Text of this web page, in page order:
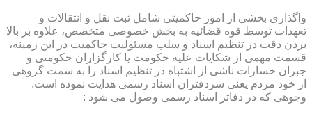
واگذاری بخشی از امور حاکمیتی شامل ثبت نقل و انتقالات و
تعهدات توسط قوه قضائیه به بخش خصوصی متخصص، علاوه بر بالا
بردن دقت در تنظیم اسناد و سلب مسئولیت حاکمیت در این زمینه،
قسمت مهمی از شکایات علیه حکومت یا کارگزاران حکومتی و
جبران خسارات ناشی از اشتباه در تنظیم اسناد را به سمت گروهی
از خود مردم یعنی سردفتران اسناد رسمی هدایت نموده است.
وجوهی که در دفاتر اسناد رسمی وصول می شود :